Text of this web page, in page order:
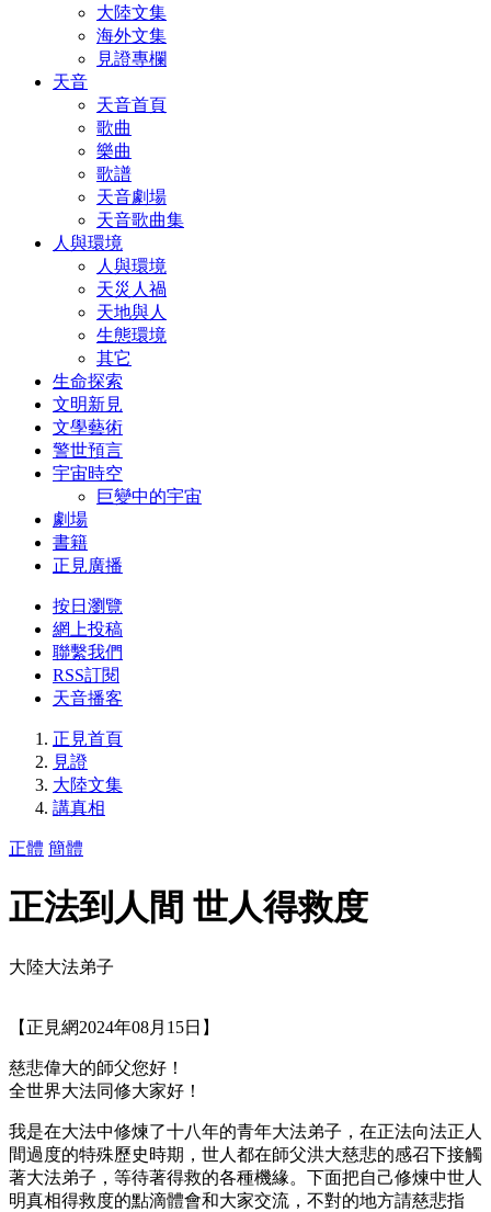
大陸文集
海外文集
見證專欄
天音
天音首頁
歌曲
樂曲
歌譜
天音劇場
天音歌曲集
人與環境
人與環境
天災人禍
天地與人
生態環境
其它
生命探索
文明新見
文學藝術
警世預言
宇宙時空
巨變中的宇宙
劇場
書籍
正見廣播
按日瀏覽
網上投稿
聯繫我們
RSS訂閱
天音播客
正見首頁
見證
大陸文集
講真相
正體 簡體
正法到人間 世人得救度
大陸大法弟子
【正見網2024年08月15日】
慈悲偉大的師父您好！
全世界大法同修大家好！
我是在大法中修煉了十八年的青年大法弟子，在正法向法正人
間過度的特殊歷史時期，世人都在師父洪大慈悲的感召下接觸
著大法弟子，等待著得救的各種機緣。下面把自己修煉中世人
明真相得救度的點滴體會和大家交流，不對的地方請慈悲指